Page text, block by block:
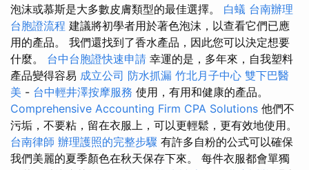
泡沫或慕斯是大多數皮膚類型的最佳選擇。 白蟻 台南辦理
台胞證流程 建議將初學者用於著色泡沫，以查看它們已應
用的產品。 我們還找到了香水產品，因此您可以決定想要
什麼。 台中台胞證快速申請 幸運的是，多年來，自我塑料
產品變得容易 成立公司 防水抓漏 竹北月子中心 雙下巴醫
美 - 台中輕井澤按摩服務 使用，有用和健康的產品。
Comprehensive Accounting Firm CPA Solutions 他們不
污垢，不要粘，留在衣服上，可以更輕鬆，更有效地使用。
台南律師 辦理護照的完整步驟 有許多自粉的公式可以確保
我們美麗的夏季顏色在秋天保存下來。 每件衣服都會單獨